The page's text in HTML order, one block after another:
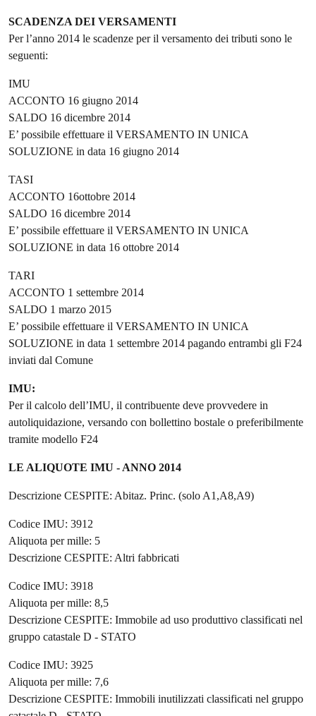
SCADENZA DEI VERSAMENTI
Per l’anno 2014 le scadenze per il versamento dei tributi sono le
seguenti:
IMU
ACCONTO 16 giugno 2014
SALDO 16 dicembre 2014
E’ possibile effettuare il VERSAMENTO IN UNICA
SOLUZIONE in data 16 giugno 2014
TASI
ACCONTO 16ottobre 2014
SALDO 16 dicembre 2014
E’ possibile effettuare il VERSAMENTO IN UNICA
SOLUZIONE in data 16 ottobre 2014
TARI
ACCONTO 1 settembre 2014
SALDO 1 marzo 2015
E’ possibile effettuare il VERSAMENTO IN UNICA
SOLUZIONE in data 1 settembre 2014 pagando entrambi gli F24
inviati dal Comune
IMU:
Per il calcolo dell’IMU, il contribuente deve provvedere in
autoliquidazione, versando con bollettino bostale o preferibilmente
tramite modello F24
LE ALIQUOTE IMU - ANNO 2014
Descrizione CESPITE: Abitaz. Princ. (solo A1,A8,A9)
Codice IMU: 3912
Aliquota per mille: 5
Descrizione CESPITE: Altri fabbricati
Codice IMU: 3918
Aliquota per mille: 8,5
Descrizione CESPITE: Immobile ad uso produttivo classificati nel
gruppo catastale D - STATO
Codice IMU: 3925
Aliquota per mille: 7,6
Descrizione CESPITE: Immobili inutilizzati classificati nel gruppo